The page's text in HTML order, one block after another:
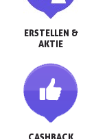
ERSTELLEN &
AKTIE